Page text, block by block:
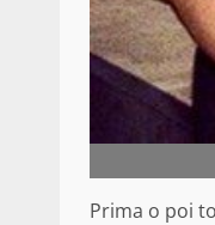
Prima o poi